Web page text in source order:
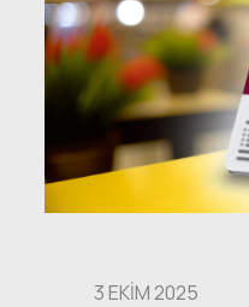
3 EKIM 2025